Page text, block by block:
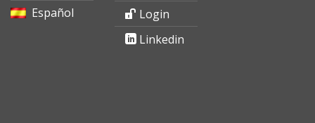
Español
Login
Linkedin